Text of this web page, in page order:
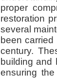
proper
restoration
several
been
century.
building and
ensuring